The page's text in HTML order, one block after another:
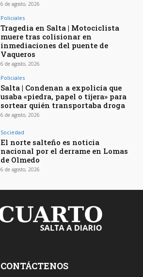
6 de agosto, 2026
Policiales
Tragedia en Salta | Motociclista
muere tras colisionar en
inmediaciones del puente de
Vaqueros
6 de agosto, 2026
Policiales
Salta | Condenan a expolicía que
usaba «piedra, papel o tijera» para
sortear quién transportaba droga
6 de agosto, 2026
Sociedad
El norte salteño es noticia
nacional por el derrame en Lomas
de Olmedo
6 de agosto, 2026
CONTÁCTENOS